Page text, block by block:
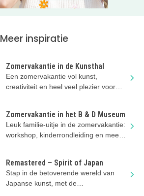
Meer inspiratie
Zomervakantie in de Kunsthal
Een zomervakantie vol kunst,
creativiteit en heel veel plezier voor
Zomervakantie in het B & D Museum
Leuk familie-uitje in de zomervakantie:
workshop, kinderrondleiding en meer
Remastered – Spirit of Japan
Stap in de betoverende wereld van
Japanse kunst, met de